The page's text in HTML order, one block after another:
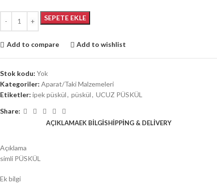
SEPETE EKLE
Add to compare Add to wishlist
Stok kodu: Yok
Kategoriler: Aparat/Taki Malzemeleri
Etiketler: ipek püskül, püskül, UCUZ PÜSKÜL
Share:
AÇIKLAMAEK BILGISHIPPING & DELIVERY
Açıklama
simli PÜSKÜL
Ek bilgi